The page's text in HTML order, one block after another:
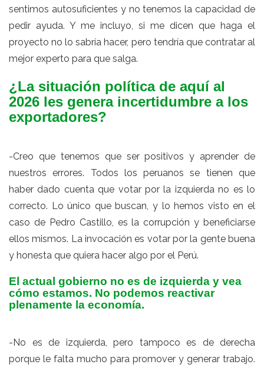
sentimos autosuficientes y no tenemos la capacidad de
pedir ayuda. Y me incluyo, si me dicen que haga el
proyecto no lo sabría hacer, pero tendría que contratar al
mejor experto para que salga.
¿La situación política de aquí al
2026 les genera incertidumbre a los
exportadores?
-Creo que tenemos que ser positivos y aprender de
nuestros errores. Todos los peruanos se tienen que
haber dado cuenta que votar por la izquierda no es lo
correcto. Lo único que buscan, y lo hemos visto en el
caso de Pedro Castillo, es la corrupción y beneficiarse
ellos mismos. La invocación es votar por la gente buena
y honesta que quiera hacer algo por el Perú.
El actual gobierno no es de izquierda y vea
cómo estamos. No podemos reactivar
plenamente la economía.
-No es de izquierda, pero tampoco es de derecha
porque le falta mucho para promover y generar trabajo.